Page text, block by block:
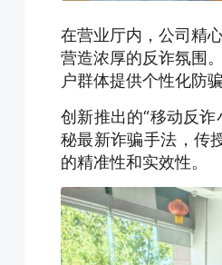
在营业厅内，公司精
营造浓厚的反诈氛围
户群体提供个性化防骗
创新推出的“移动反
秘最新诈骗手法，传
的精准性和实效性。